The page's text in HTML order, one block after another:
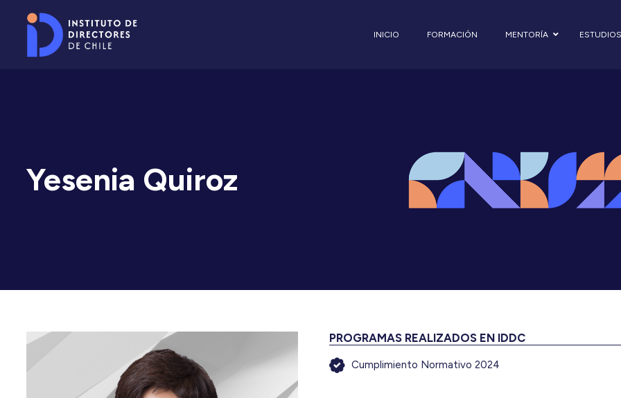
INICIO FORMACIÓN MENTORÍA ESTUDIOS
Yesenia Quiroz
PROGRAMAS REALIZADOS EN IDDC
Cumplimiento Normativo 2024